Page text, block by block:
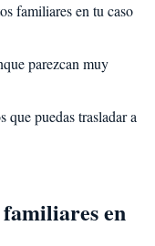
familiares en tu caso
parezcan muy
puedas trasladar a
en